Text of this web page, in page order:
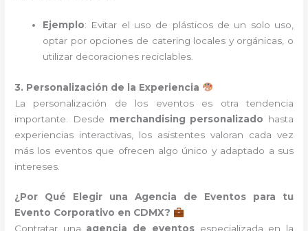
Ejemplo: Evitar el uso de plásticos de un solo uso,
optar por opciones de catering locales y orgánicas, o
utilizar decoraciones reciclables.
3. Personalización de la Experiencia
La personalización de los eventos es otra tendencia
importante. Desde merchandising personalizado hasta
experiencias interactivas, los asistentes valoran cada vez
más los eventos que ofrecen algo único y adaptado a sus
intereses.
¿Por Qué Elegir una Agencia de Eventos para tu
Evento Corporativo en CDMX?
Contratar una agencia de eventosespecializada en la